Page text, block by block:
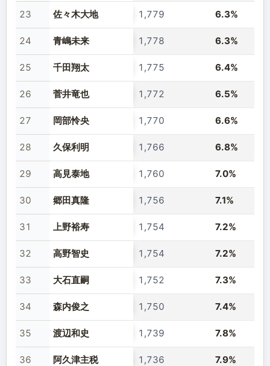
23 佐々木大地 1,779 6.3%
24 青嶋未来 1,778 6.3%
25 千田翔太 1,775 6.4%
26 菅井竜也 1,772 6.5%
27 岡部怜央 1,770 6.6%
28 久保利明 1,766 6.8%
29 高見泰地 1,760 7.0%
30 郷田真隆 1,756 7.1%
31 上野裕寿 1,754 7.2%
32 高野智史 1,754 7.2%
33 大石直嗣 1,752 7.3%
34 森内俊之 1,750 7.4%
35 渡辺和史 1,739 7.8%
36 阿久津主税 1,736 7.9%